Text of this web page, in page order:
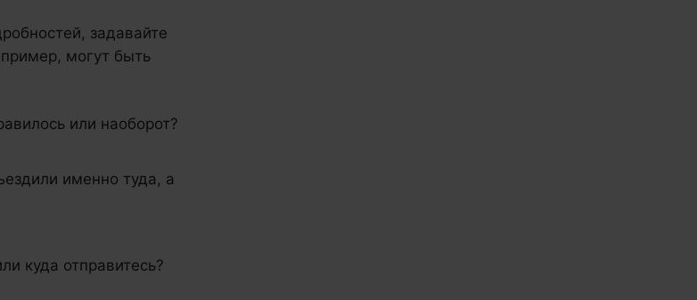
задавайте
могут быть
или наоборот?
именно туда, а
куда отправитесь?